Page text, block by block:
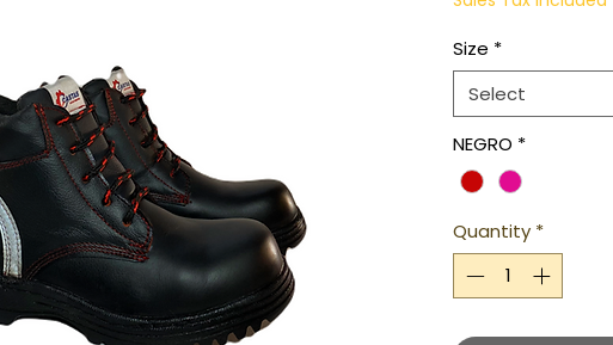
Size *
Select
NEGRO *
Quantity *